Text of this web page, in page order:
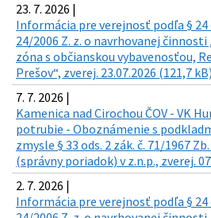
23. 7. 2026 |
Informácia pre verejnosť podľa § 24
24/2006 Z. z. o navrhovanej
zóna s občianskou vybavenosťou,
Prešov“, zverej. 23.07.2026 (121,7 kB)
7. 7. 2026 |
Kamenica nad Cirochou ČOV - VK
potrubie - Oboznámenie s
zmysle § 33 ods. 2 zák. č. 71/1967
(správny poriadok) v z.n.p., zverej.
2. 7. 2026 |
Informácia pre verejnosť podľa § 24